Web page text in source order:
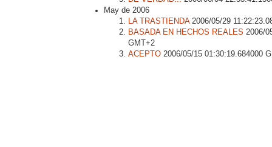
May de 2006
LA TRASTIENDA2006/05/29
BASADA EN HECHOS REALES 2006/
GMT+2
ACEPTO 2006/05/15 01:30:19.684000